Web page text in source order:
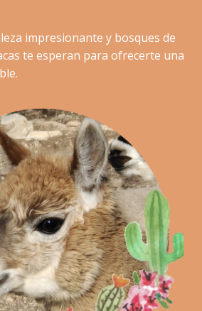
impresionante y bosques de
te esperan para ofrecerte una